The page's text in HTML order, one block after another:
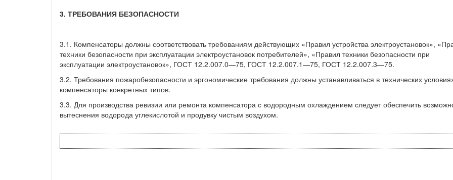
3. ТРЕБОВАНИЯ БЕЗОПАСНОСТИ
3.1. Компенсаторы должны соответствовать требованиям действующих «Правил устройства электроустановок»,
техники безопасности при эксплуатации электроустановок потребителей», «Правил техники безопасности при
эксплуатации электроустановок», ГОСТ 12.2.007.0—75, ГОСТ 12.2.007.1—75, ГОСТ 12.2.007.3—75.
3.2. Требования пожаробезопасности и эргономические требования должны устанавливаться в технических
компенсаторы конкретных типов.
3.3. Для производства ревизии или ремонта компенсатора с водородным охлаждением следует обеспечить
вытеснения водорода углекислотой и продувку чистым воздухом.